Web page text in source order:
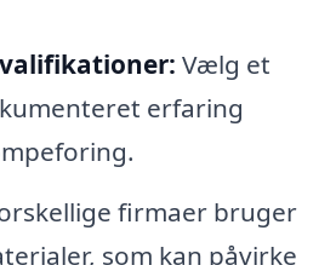
Vælg et
erfaring
firmaer bruger
som kan påvirke